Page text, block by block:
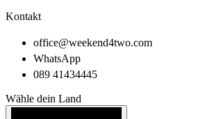
Kontakt
office@weekend4two.com
WhatsApp
089 41434445
Wähle dein Land